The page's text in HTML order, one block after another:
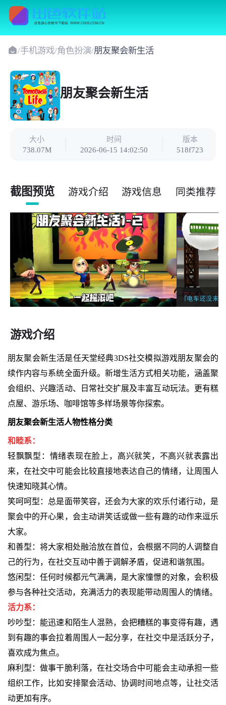
/手机游戏/角色扮演/朋友聚会新生活
朋友聚会新生活
大小
738.07M
时间
2026-06-15 14:02:50
版本
518f723
截图预览 游戏介绍 游戏信息 同类推荐
游戏介绍
朋友聚会新生活是任天堂经典3DS社交模拟游戏朋友聚会的
续作内容与系统全面升级。新增生活方式相关功能，涵盖聚
会组织、兴趣活动、日常社交扩展及丰富互动玩法。更有糕
点屋、游乐场、咖啡馆等多样场景等你探索。
朋友聚会新生活人物性格分类
和睦系：
轻飘飘型：情绪表现在脸上，高兴就笑，不高兴就表露出
来，在社交中可能会比较直接地表达自己的情绪，让周围人
快速知晓其心情。
笑呵呵型：总是面带笑容，还会为大家的欢乐付诸行动，是
聚会中的开心果，会主动讲笑话或做一些有趣的动作来逗乐
大家。
和善型：将大家相处融洽放在首位，会根据不同的人调整自
己的行为，在社交互动中善于调解矛盾，促进和谐氛围。
悠闲型：任何时候都元气满满，是大家憧憬的对象，会积极
参与各种社交活动，充满活力的表现能带动周围人的情绪。
活力系：
吵吵型：能迅速和陌生人混熟，会把糟糕的事变得有趣，遇
到有趣的事会拉着周围人一起分享，在社交中是活跃分子，
喜欢成为焦点。
麻利型：做事干脆利落，在社交场合中可能会主动承担一些
组织工作，比如安排聚会活动、协调时间地点等，让社交活
动更加有序。